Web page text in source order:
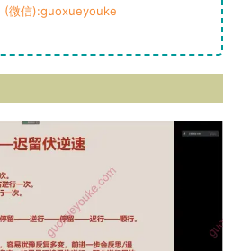
| (微信):guoxueyouke